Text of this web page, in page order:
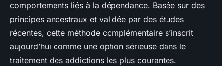
comportements liés à la dépendance. Basée sur des
principes ancestraux et validée par des études
récentes, cette méthode complémentaire s’inscrit
aujourd’hui comme une option sérieuse dans le
traitement des addictions les plus courantes.